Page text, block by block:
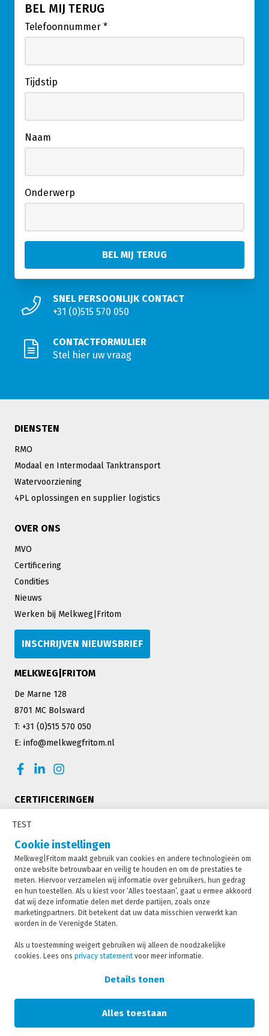
TEST
Cookie instellingen
Melkweg|Fritom maakt gebruik van cookies en andere technologieën om
onze website betrouwbaar en veilig te houden en om de prestaties te
meten. Hiervoor verzamelen wij informatie over gebruikers, hun gedrag
en hun toestellen. Als u kiest voor ‘Alles toestaan’, gaat u ermee akkoord
dat wij deze informatie delen met derde partijen, zoals onze
marketingpartners. Dit betekent dat uw data misschien verwerkt kan
worden in de Verenigde Staten.
Als u toestemming weigert gebruiken wij alleen de noodzakelijke
cookies. Lees onsprivacy statement voor meer informatie.
Details tonen
Alles toestaan
BEL MIJ TERUG
Telefoonnummer *
Tijdstip
Naam
Onderwerp
SNEL PERSOONLIJK CONTACT
+31 (0)515 570 050
CONTACTFORMULIER
Stel hier uw vraag
DIENSTEN
RMO
Modaal en Intermodaal Tanktransport
Watervoorziening
4PL oplossingen en supplier logistics
OVER ONS
MVO
Certificering
Condities
Nieuws
Werken bij Melkweg|Fritom
INSCHRIJVEN NIEUWSBRIEF
MELKWEG|FRITOM
De Marne 128
8701 MC Bolsward
T: +31 (0)515 570 050
E: info@melkwegfritom.nl
CERTIFICERINGEN
Melkweg|Fritom is onderdeel van de Fritom Group
Privacy statement